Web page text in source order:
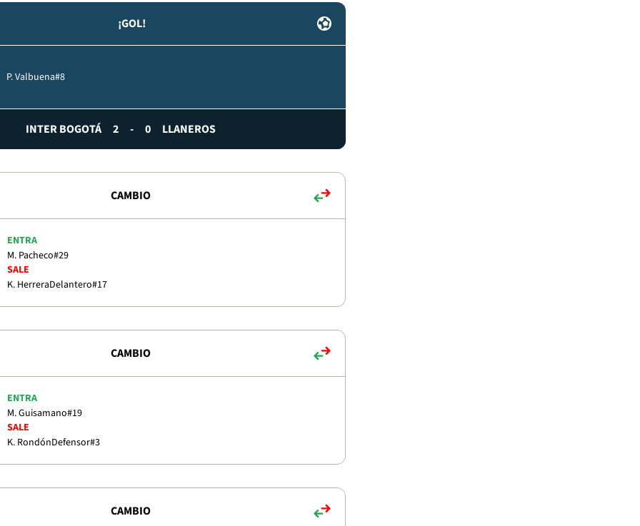
¡GOL!
P. Valbuena#8
INTER BOGOTÁ 2 - 0 LLANEROS
CAMBIO
ENTRA
M. Pacheco#29
SALE
K. HerreraDelantero#17
CAMBIO
ENTRA
M. Guisamano#19
SALE
K. RondónDefensor#3
CAMBIO